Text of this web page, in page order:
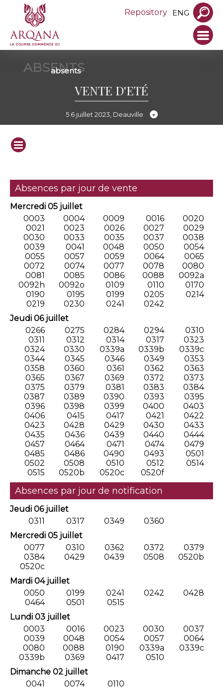
Repository ENG
ABSENTS
absents
VENTE D'ETÉ
5 6 juillet 2023, Deauville
Absences par jour de vente
Mercredi 05 juillet
0003
0004 0009 0016
0020
0021
0023 0026 0027
0029
0030
0033 0035 0037
0038
0039
0041 0048 0050
0054
0055
0057 0059 0064
0065
0072
0074 0077 0078
0080
0081
0085 0086 0088
0092a
0092h
0092o 0109 0110
0170
0190
0195 0199 0205
0214
0219
0230 0241
0242
Jeudi 06 juillet
0266
0275 0284 0294
0310
0311
0312 0314 0317
0323
0324
0330 0339a 0339b
0339c
0344
0345 0346 0349
0353
0358
0360 0361 0362
0363
0365
0367 0369 0372
0373
0375
0379 0381 0383
0384
0387
0389 0390 0393
0395
0396
0398 0399 0400
0403
0406
0415 0417 0421
0422
0423
0428 0429 0430
0433
0435
0436 0439 0440
0444
0457
0464 0471 0474
0479
0485
0486 0490 0493
0501
0502
0508 0510 0512
0514
0515
0520b 0520c 0520f
Absences par jour de notification
Jeudi 06 juillet
0311
0317 0349
0360
Mercredi 05 juillet
0077
0310 0362 0372
0379
0384
0429 0439 0508
0520b
0520c
Mardi 04 juillet
0050
0199 0241 0242
0428
0464
0501
0515
Lundi 03 juillet
0003
0016 0023 0030
0037
0039
0048 0054 0057
0064
0080
0088 0190 0339a
0339c
0339b
0369 0417
0510
Dimanche 02 juillet
0041
0074
0110